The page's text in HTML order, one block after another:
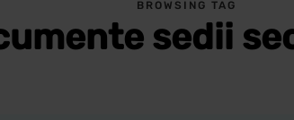
BROWSING TAG
sedii